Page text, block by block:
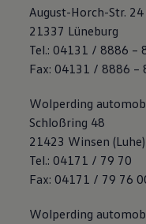
75 Jahre Bulli
Bulli
August-Horch-Str. 24
21337 Lüneburg
Tel.: 04131 / 8886 –
Fax: 04131 / 8886 –
Wolperding
Schloßring 48
21423 Winsen (Luhe)
Tel.: 04171 / 79 70
Fax: 04171 / 79 76
Wolperding